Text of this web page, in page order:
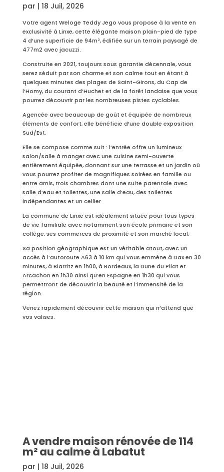
par | 18 Juil, 2026
Votre agent Weloge Teddy Jego vous propose à la vente en
exclusivité à Linxe, cette élégante maison plain-pied de type
4 d’une superficie de 94m², édifiée sur un terrain paysagé de
477m2 avec jacuzzi.
Construite en 2021, toujours sous garantie décennale, vous
serez séduit par son charme et son calme tout en étant à
quelques minutes des plages de Saint-Girons, du Cap de
l’Homy, du courant d’Huchet et de la forêt landaise que vous
pourrez découvrir par les nombreuses pistes cyclables.
Agencée avec beaucoup de goût et équipée de nombreux
éléments de confort, elle bénéficie d’une double exposition
Sud/Est.
Elle se compose comme suit : l’entrée offre un lumineux
salon/salle à manger avec une cuisine semi-ouverte
entièrement équipée, donnant sur une terrasse et un jardin où
vous pourrez profiter de magnifiques soirées en famille ou
entre amis, trois chambres dont une suite parentale avec
salle d’eau et toilettes, une salle d’eau, des toilettes
indépendantes et un cellier.
La commune de Linxe est idéalement située pour tous types
de vie familiale avec notamment son école primaire et son
collège, ses commerces de proximité et son marché local.
Sa position géographique est un véritable atout, avec un
accès à l’autoroute A63 à 10 km qui vous emmène à Dax en 30
minutes, à Biarritz en 1h00, à Bordeaux, la Dune du Pilat et
Arcachon en 1h30 ainsi qu’en Espagne en 1h30 qui vous
permettront de découvrir la beauté et l’immensité de la
région.
Venez rapidement découvrir cette maison qui n’attend que
vos valises.
A vendre maison rénovée de 114
m² au calme à Labatut
par | 18 Juil, 2026